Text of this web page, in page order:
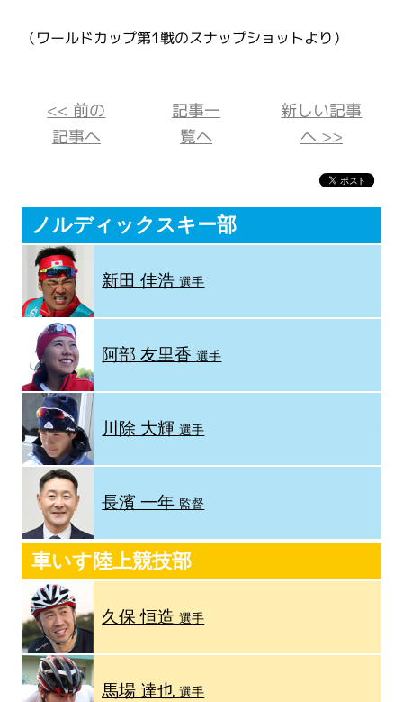
（ワールドカップ第1戦のスナップショットより）
<< 前の
記事へ
記事一
覧へ
新しい記事
へ >>
ノルディックスキー部
新田 佳浩選手
阿部 友里香選手
川除 大輝選手
長濱 一年 監督
車いす陸上競技部
久保 恒造選手
馬場 達也選手